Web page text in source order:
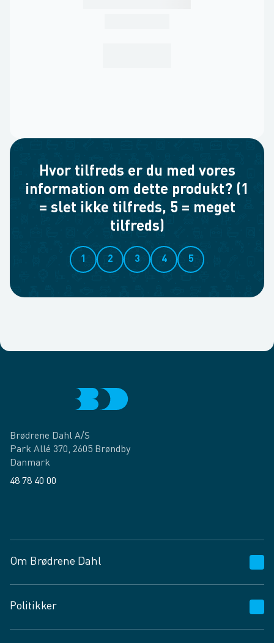
Hvor tilfreds er du med vores
information om dette produkt? (1
= slet ikke tilfreds, 5 = meget
tilfreds)
1 2 3 4 5
Brødrene Dahl A/S
Park Allé 370, 2605 Brøndby
Danmark
48 78 40 00
Om Brødrene Dahl
Vagttelefon 30 10 89 89
Spørgsmål og svar
Politikker